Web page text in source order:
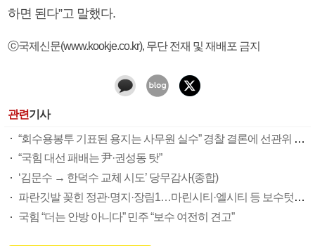
하면 된다”고 말했다.
ⓒ국제신문(www.kookje.co.kr), 무단 전재 및 재배포 금지
관련기사
“회수용봉투 기표된 용지는 사무원 실수” 경찰 결론에 선관위 부실 투표관리 도마(종합)
“국힘 대선 패배는 尹·권성동 탓”
‘김문수 → 한덕수 교체 시도’ 당무감사(종합)
파란깃발 꽂힌 정관·명지·장림1…마린시티·엘시티 등 보수텃밭도 미세변화 감지
국힘 “더는 안방 아니다” 민주 “보수 여전히 견고”